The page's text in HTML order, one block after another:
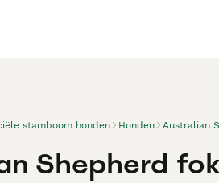
stamboom honden Honden Australian
Shepherd